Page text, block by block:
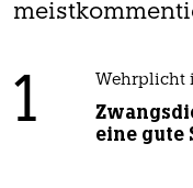
1 Wehrplicht
eine gute